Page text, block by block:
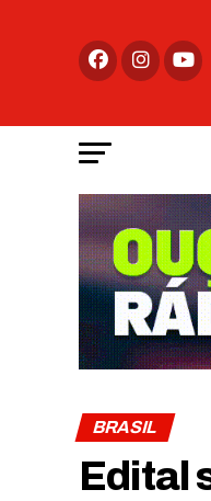
BRASIL
Edital